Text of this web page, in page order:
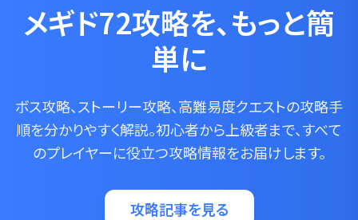
メギド72攻略を、もっと簡
単に
ボス攻略、ストーリー攻略、高難易度クエストの攻略手
順を分かりやすく解説。初心者から上級者まで、すべて
のプレイヤーに役立つ攻略情報をお届けします。
攻略記事を見る